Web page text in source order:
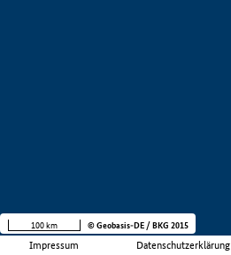
Impressum Datenschutzerklärung
100 km © Geobasis-DE / BKG 2015